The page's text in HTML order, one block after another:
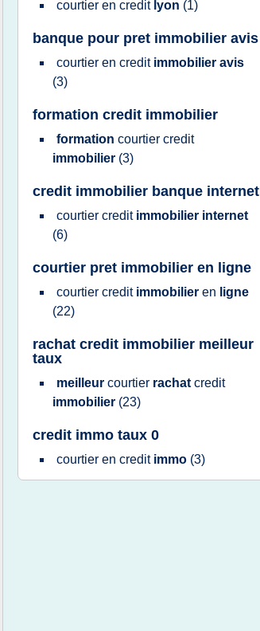
courtier en credit lyon (1)
banque pour pret immobilier avis
courtier en credit immobilier avis
(3)
formation credit immobilier
formation courtier credit
immobilier (3)
credit immobilier banque internet
courtier credit immobilier internet
(6)
courtier pret immobilier en ligne
courtier credit immobilier en ligne
(22)
rachat credit immobilier meilleur
taux
meilleur courtier rachat credit
immobilier (23)
credit immo taux 0
courtier en credit immo (3)